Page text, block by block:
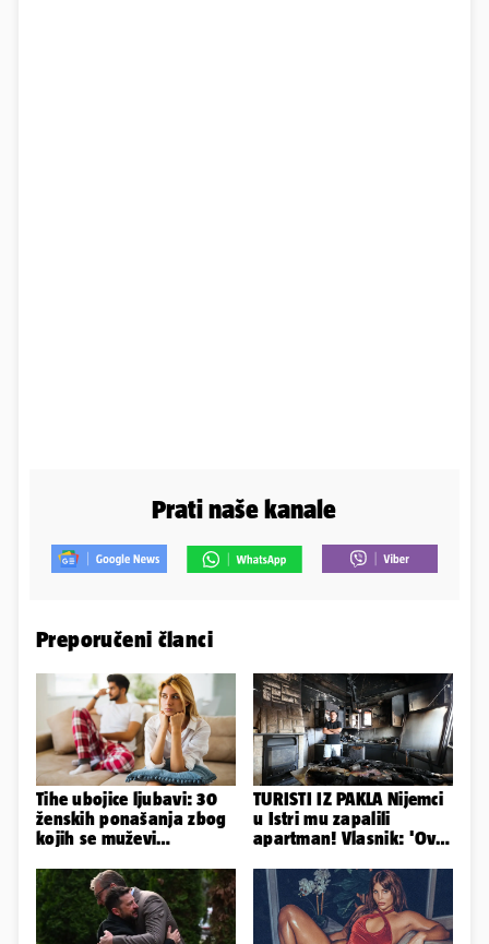
Prati naše kanale
Preporučeni članci
Tihe ubojice ljubavi: 30
ženskih ponašanja zbog
kojih se muževi
TURISTI IZ PAKLA Nijemci
u Istri mu zapalili
apartman! Vlasnik: 'Ovo